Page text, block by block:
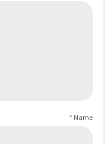
Name *